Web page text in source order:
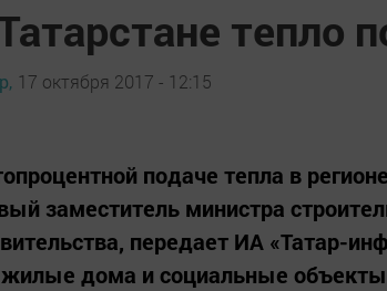
тепло
17 октября 2017 - 12:15
подаче тепла в
заместитель министра
передает ИА «Татар-
дома и социальные